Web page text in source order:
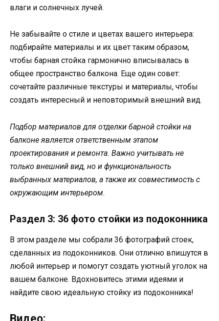
влаги и солнечных лучей.
Не забывайте о стиле и цветах вашего интерьера:
подбирайте материалы и их цвет таким образом,
чтобы барная стойка гармонично вписывалась в
общее пространство балкона. Еще один совет:
сочетайте различные текстуры и материалы, чтобы
создать интересный и неповторимый внешний вид.
Подбор материалов для отделки барной стойки на
балконе является ответственным этапом
проектирования и ремонта. Важно учитывать не
только внешний вид, но и функциональность
выбранных материалов, а также их совместимость с
окружающим интерьером.
Раздел 3: 36 фото стойки из подоконника
В этом разделе мы собрали 36 фотографий стоек,
сделанных из подоконников. Они отлично впишутся в
любой интерьер и помогут создать уютный уголок на
вашем балконе. Вдохновитесь этими идеями и
найдите свою идеальную стойку из подоконника!